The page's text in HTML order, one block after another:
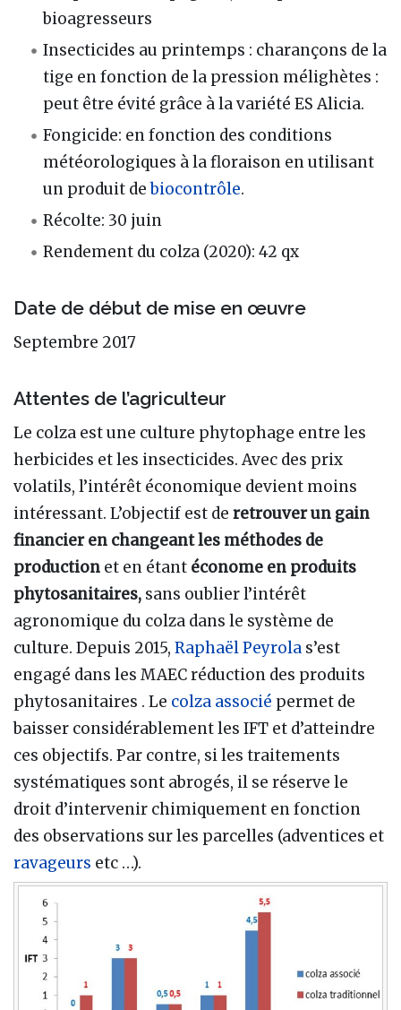
bioagresseurs
Insecticides au printemps : charançons de la
tige en fonction de la pression mélighètes :
peut être évité grâce à la variété ES Alicia.
Fongicide: en fonction des conditions
météorologiques à la floraison en utilisant
un produit debiocontrôle.
Récolte: 30 juin
Rendement du colza (2020): 42 qx
Date de début de mise en œuvre
Septembre 2017
Attentes de l’agriculteur
Le colza est une culture phytophage entre les
herbicides et les insecticides. Avec des prix
volatils, l’intérêt économique devient moins
intéressant. L’objectif est de retrouver un gain
financier en changeant les méthodes de
production et en étant économe en produits
phytosanitaires, sans oublier l’intérêt
agronomique du colza dans le système de
culture. Depuis 2015, Raphaël Peyrola s’est
engagé dans les MAEC réduction des produits
phytosanitaires . Le colza associé permet de
baisser considérablement les IFT et d’atteindre
ces objectifs. Par contre, si les traitements
systématiques sont abrogés, il se réserve le
droit d’intervenir chimiquement en fonction
des observations sur les parcelles (adventices et
ravageurs etc …).